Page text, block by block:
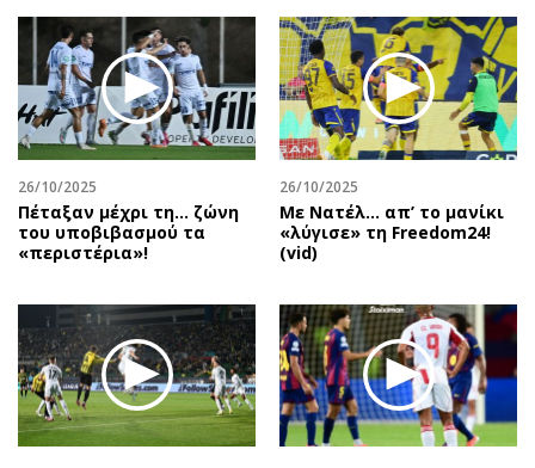
26/10/2025
Πέταξαν μέχρι τη… ζώνη
του υποβιβασμού τα
«περιστέρια»!
26/10/2025
Με Νατέλ… απ’ το μανίκι
«λύγισε» τη Freedom24!
(vid)